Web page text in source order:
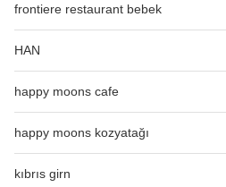
frontiere restaurant bebek
HAN
happy moons cafe
happy moons kozyatağı
kıbrıs girn